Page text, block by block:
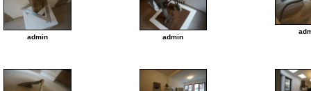
admin admin